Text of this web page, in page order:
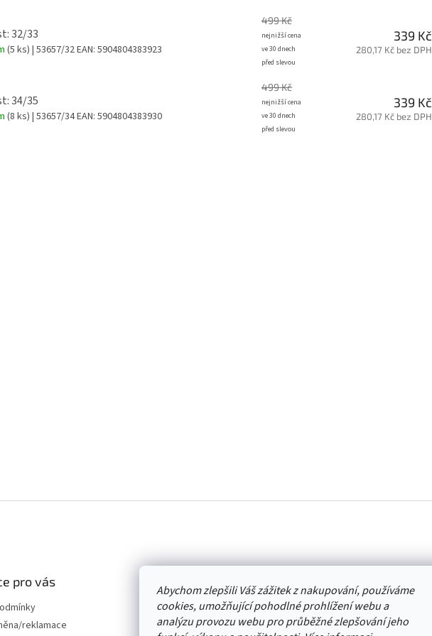
Abychom zlepšili Váš zážitek z nakupování, používáme
cookies, umožňující pohodlné prohlížení webu a
analýzu provozu webu pro průběžné zlepšování jeho
32/33
(5 ks) | 53657/32EAN: 5904804383923
499 Kč
339 Kč
280,17 Kč bez DPH
34/35
(8 ks) | 53657/34EAN: 5904804383930
499 Kč
339 Kč
280,17 Kč bez DPH
pro vás
reklamace